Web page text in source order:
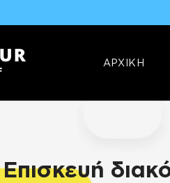
ΑΡΧΙΚΗ
Επισκευή